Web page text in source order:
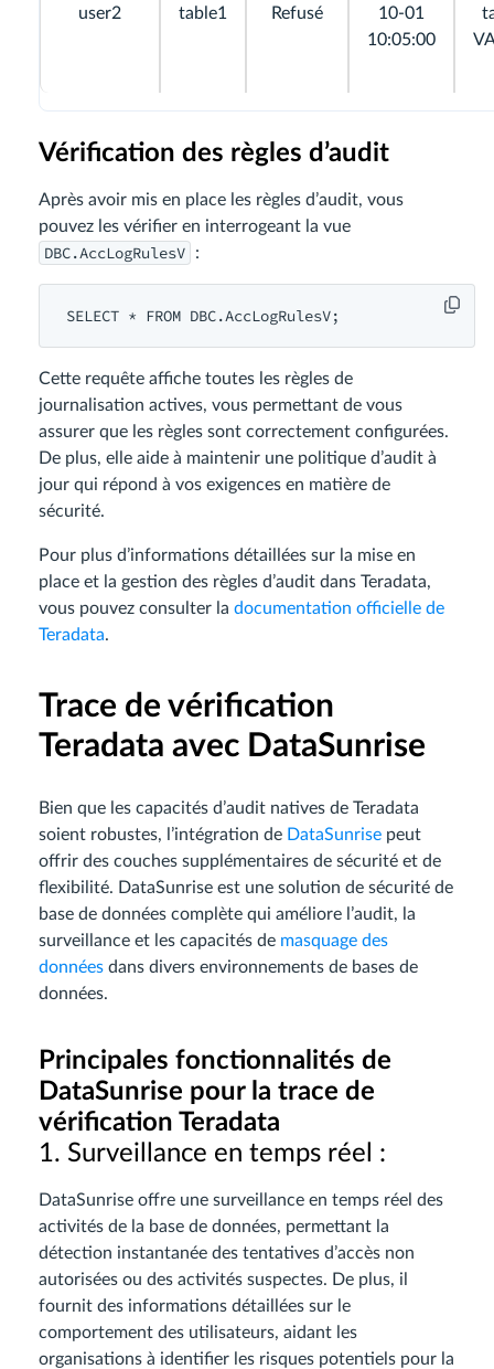
user2 table1 Refusé
10-01
10:05:00
Vérification des règles d’audit
Après avoir mis en place les règles d’audit, vous
pouvez les vérifier en interrogeant la vue
DBC.AccLogRulesV :
SELECT * FROM DBC.AccLogRulesV;
Cette requête affiche toutes les règles de
journalisation actives, vous permettant de vous
assurer que les règles sont correctement configurées.
De plus, elle aide à maintenir une politique d’audit à
jour qui répond à vos exigences en matière de
sécurité.
Pour plus d’informations détaillées sur la mise en
place et la gestion des règles d’audit dans Teradata,
vous pouvez consulter la documentation officielle de
Teradata.
Trace de vérification
Teradata avec DataSunrise
Bien que les capacités d’audit natives de Teradata
soient robustes, l’intégration de DataSunrise peut
offrir des couches supplémentaires de sécurité et de
flexibilité. DataSunrise est une solution de sécurité de
base de données complète qui améliore l’audit, la
surveillance et les capacités de masquage des
données dans divers environnements de bases de
données.
Principales fonctionnalités de
DataSunrise pour la trace de
vérification Teradata
1. Surveillance en temps réel :
DataSunrise offre une surveillance en temps réel des
activités de la base de données, permettant la
détection instantanée des tentatives d’accès non
autorisées ou des activités suspectes. De plus, il
fournit des informations détaillées sur le
comportement des utilisateurs, aidant les
organisations à identifier les risques potentiels pour la